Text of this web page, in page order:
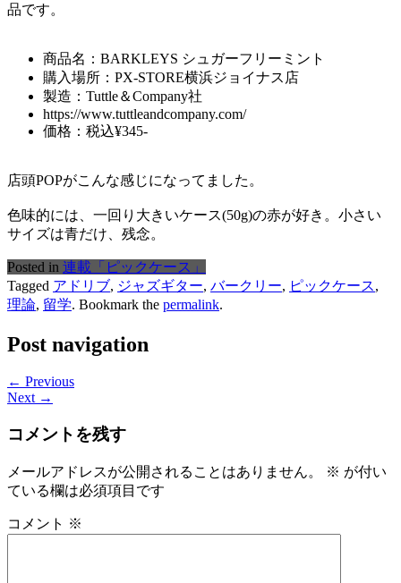
品です。
商品名：BARKLEYS シュガーフリーミント
購入場所：PX-STORE横浜ジョイナス店
製造：Tuttle＆Company社
https://www.tuttleandcompany.com/
価格：税込¥345-
店頭POPがこんな感じになってました。
色味的には、一回り大きいケース(50g)の赤が好き。小さい
サイズは青だけ、残念。
Posted in 連載「ピックケース」
Tagged アドリブ, ジャズギター, バークリー, ピックケース,
理論, 留学. Bookmark the permalink.
Post navigation
← Previous
Next →
コメントを残す
メールアドレスが公開されることはありません。 ※ が付い
ている欄は必須項目です
コメント ※